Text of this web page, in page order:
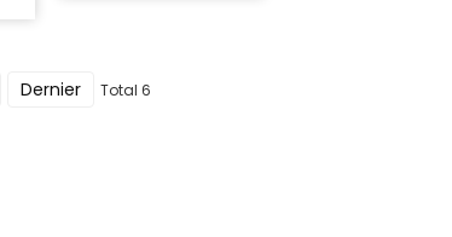
Dernier Total 6